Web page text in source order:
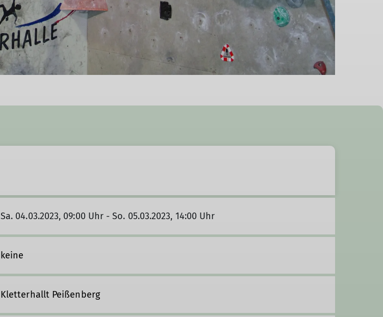
Sa. 04.03.2023, 09:00 Uhr - So. 05.03.2023, 14:00 Uhr
keine
Kletterhallt Peißenberg